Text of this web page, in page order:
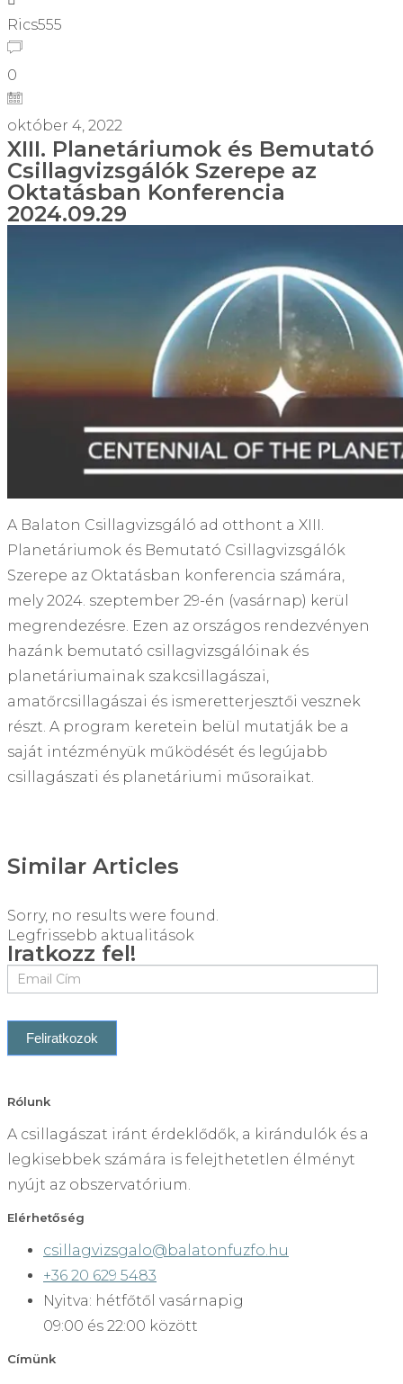
Rics555
0
október 4, 2022
XIII. Planetáriumok és Bemutató
Csillagvizsgálók Szerepe az
Oktatásban Konferencia
2024.09.29
A Balaton Csillagvizsgáló ad otthont a XIII.
Planetáriumok és Bemutató Csillagvizsgálók
Szerepe az Oktatásban konferencia számára,
mely 2024. szeptember 29-én (vasárnap) kerül
megrendezésre. Ezen az országos rendezvényen
hazánk bemutató csillagvizsgálóinak és
planetáriumainak szakcsillagászai,
amatőrcsillagászai és ismeretterjesztői vesznek
részt. A program keretein belül mutatják be a
saját intézményük működését és legújabb
csillagászati és planetáriumi műsoraikat.
Similar Articles
Sorry, no results were found.
Legfrissebb aktualitások
Iratkozz fel!
are
human,
this
field
blank.
Rólunk
A csillagászat iránt érdeklődők, a kirándulók és a
legkisebbek számára is felejthetetlen élményt
nyújt az obszervatórium.
Elérhetőség
csillagvizsgalo@balatonfuzfo.hu
+36 20 629 5483
Nyitva: hétfőtől vasárnapig
09:00 és 22:00 között
Címünk